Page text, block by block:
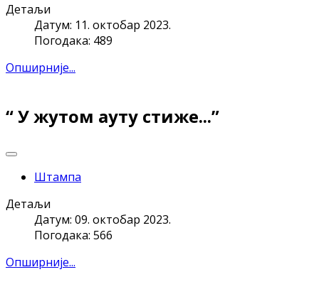
Детаљи
Датум: 11. октобар 2023.
Погодака: 489
Опширније...
“ У жутом ауту стиже...”
Штампа
Детаљи
Датум: 09. октобар 2023.
Погодака: 566
Опширније...